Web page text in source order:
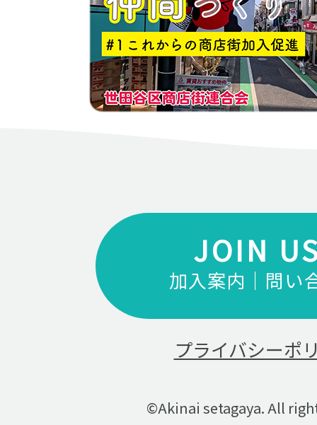
JOIN
加入案内｜問い
プライバシーポ
©Akinai setagaya. All